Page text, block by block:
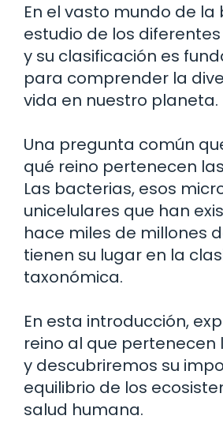
En el vasto mundo de la
estudio de los
y su clasificación es
para comprender la
vida en nuestro planeta.
Una pregunta común
qué reino pertenecen
Las bacterias, esos
unicelulares que han
hace miles de millones
tienen su lugar en la
taxonómica.
En esta introducción,
reino al que pertenecen
y descubriremos su
equilibrio de los
salud humana.